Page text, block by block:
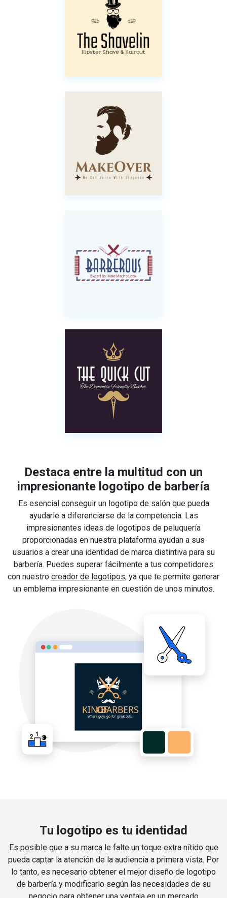
Destaca entre la multitud con un
impresionante logotipo de barbería
Es esencial conseguir un logotipo de salón que pueda
ayudarle a diferenciarse de la competencia. Las
impresionantes ideas de logotipos de peluquería
proporcionadas en nuestra plataforma ayudan a sus
usuarios a crear una identidad de marca distintiva para su
barbería. Puedes superar fácilmente a tus competidores
con nuestro creador de logotipos, ya que te permite generar
un emblema impresionante en cuestión de unos minutos.
Tu logotipo es tu identidad
Es posible que a su marca le falte un toque extra nítido que
pueda captar la atención de la audiencia a primera vista. Por
lo tanto, es necesario obtener el mejor diseño de logotipo
de barbería y modificarlo según las necesidades de su